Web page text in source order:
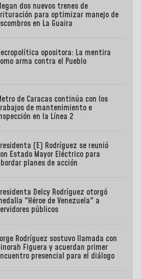
dos nuevos trenes de
para optimizar manejo de
en La Guaira
opositora: La mentira
arma contra el Pueblo
de Caracas continúa con los
de mantenimiento e
en la Línea 2
(E) Rodríguez se reunió
Estado Mayor Eléctrico para
planes de acción
Delcy Rodríguez otorgó
"Héroe de Venezuela" a
públicos
Rodríguez sostuvo llamada con
Figuera y acuerdan primer
presencial para el diálogo